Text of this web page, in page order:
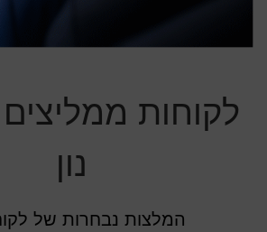
לקוחות ממליצים
נון
המלצות נבחרות של